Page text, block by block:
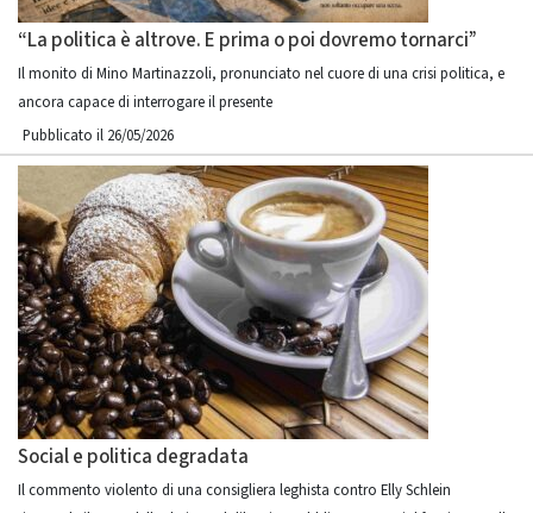
“La politica è altrove. E prima o poi dovremo tornarci”
Il monito di Mino Martinazzoli, pronunciato nel cuore di una crisi politica, e
ancora capace di interrogare il presente
Pubblicato il 26/05/2026
Social e politica degradata
Il commento violento di una consigliera leghista contro Elly Schlein